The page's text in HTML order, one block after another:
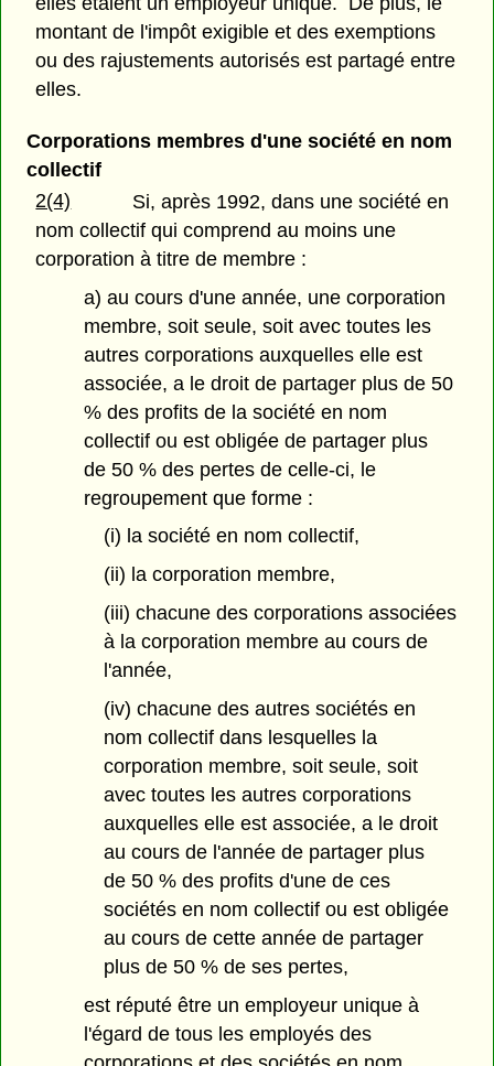
montant de l'impôt exigible et des exemptions
ou des rajustements autorisés est partagé entre
elles.
Corporations membres d'une société en nom
collectif
2(4)
Si, après 1992, dans une société en
nom collectif qui comprend au moins une
corporation à titre de membre :
a) au cours d'une année, une corporation
membre, soit seule, soit avec toutes les
autres corporations auxquelles elle est
associée, a le droit de partager plus de 50
% des profits de la société en nom
collectif ou est obligée de partager plus
de 50 % des pertes de celle-ci, le
regroupement que forme :
(i) la société en nom collectif,
(ii) la corporation membre,
(iii) chacune des corporations associées
à la corporation membre au cours de
l'année,
(iv) chacune des autres sociétés en
nom collectif dans lesquelles la
corporation membre, soit seule, soit
avec toutes les autres corporations
auxquelles elle est associée, a le droit
au cours de l'année de partager plus
de 50 % des profits d'une de ces
sociétés en nom collectif ou est obligée
au cours de cette année de partager
plus de 50 % de ses pertes,
est réputé être un employeur unique à
l'égard de tous les employés des